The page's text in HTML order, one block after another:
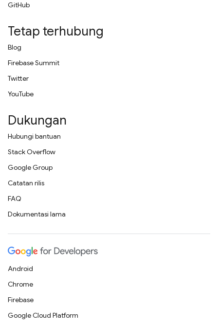
GitHub
Tetap terhubung
Blog
Firebase Summit
Twitter
YouTube
Dukungan
Hubungi bantuan
Stack Overflow
Google Group
Catatan rilis
FAQ
Dokumentasi lama
Android
Chrome
Firebase
Google Cloud Platform